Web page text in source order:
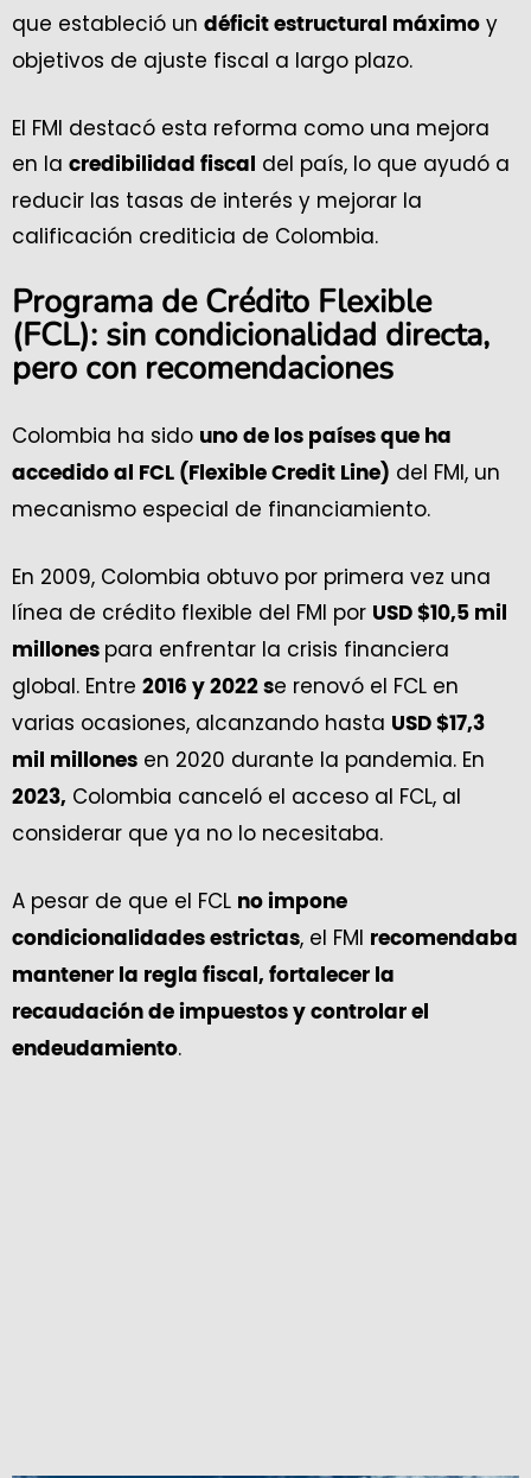
que estableció un déficit estructural máximo y
objetivos de ajuste fiscal a largo plazo.
El FMI destacó esta reforma como una mejora
en la credibilidad fiscal
del país, lo que ayudó a
reducir las tasas de interés y mejorar la
calificación crediticia de Colombia.
Programa de Crédito Flexible
(FCL): sin condicionalidad directa,
pero con recomendaciones
Colombia ha sido uno de los países que ha
accedido al FCL (Flexible Credit Line) del FMI, un
mecanismo especial de financiamiento.
En 2009, Colombia obtuvo por primera vez una
línea de crédito flexible del FMI por USD $10,5 mil
millones para enfrentar la crisis financiera
global. Entre 2016 y 2022 se renovó el FCL en
varias ocasiones, alcanzando hasta USD $17,3
mil millones en 2020 durante la pandemia. En
2023, Colombia canceló el acceso al FCL, al
considerar que ya no lo necesitaba.
A pesar de que el FCL no impone
condicionalidades estrictas, el FMI recomendaba
mantener la regla fiscal, fortalecer la
recaudación de impuestos y controlar el
endeudamiento.